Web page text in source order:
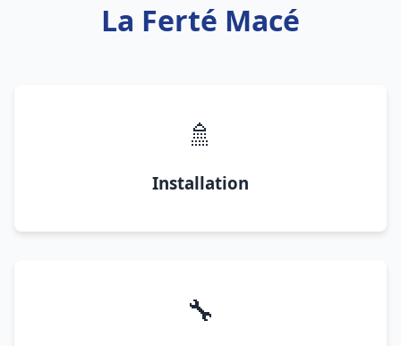
La Ferté Macé
🚿
Installation
🔧